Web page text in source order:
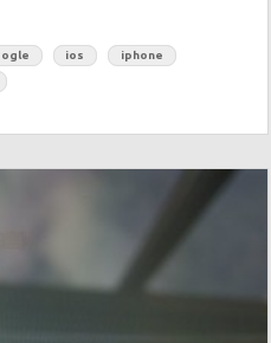
ios
iphone